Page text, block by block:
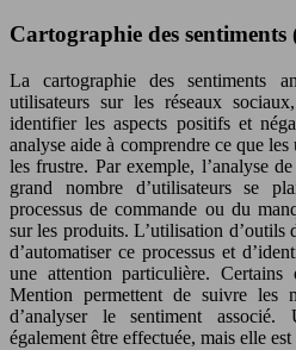
Cartographie des
La cartographie des sentiments
utilisateurs sur les réseaux
identifier les aspects positifs et
analyse aide à comprendre ce que
les frustre. Par exemple, l’analyse
grand nombre d’utilisateurs se
processus de commande ou du
sur les produits. L’utilisation d’outils
d’automatiser ce processus et
une attention particulière.
Mention permettent de suivre les
d’analyser le sentiment
également être effectuée, mais elle